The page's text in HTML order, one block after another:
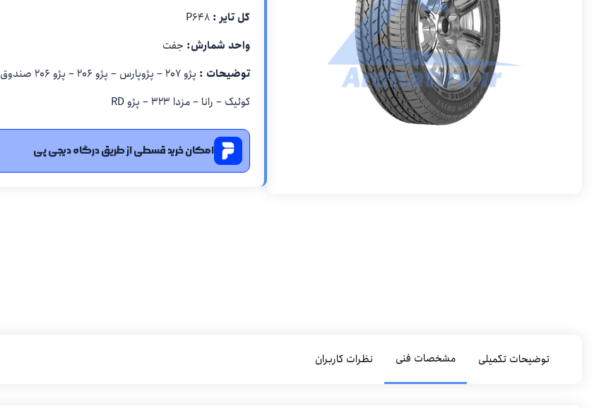
گل تایر : P648
واحد شمارش: جفت
توضیحات :
کوئیک – رانا – مزدا ۳۲۳ – پژو RD
امکان خرید قسطی از طریق درگاه دیجی پی
توضیحات تکمیلی مشخصات فنی نظرات کاربران